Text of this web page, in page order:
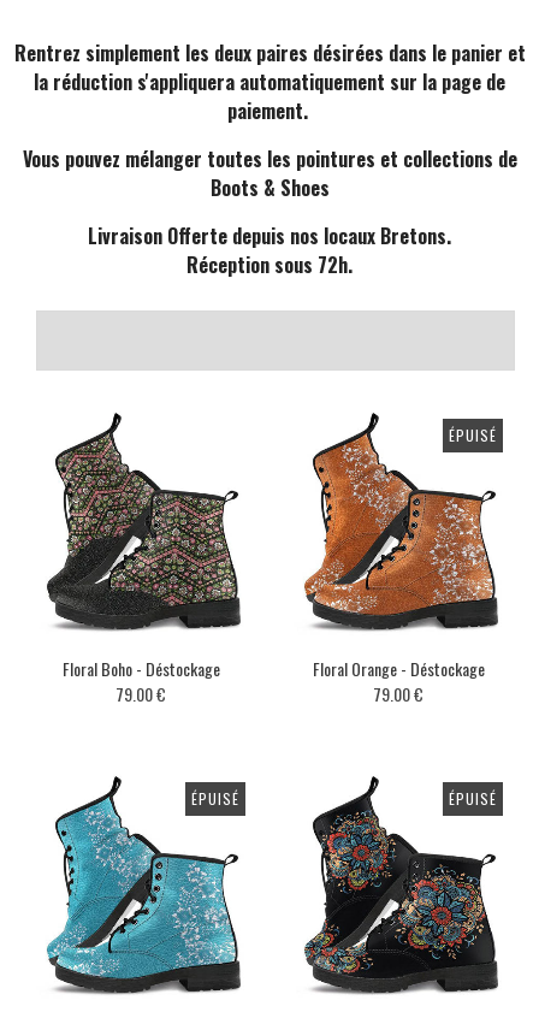
Rentrez simplement les deux paires désirées dans le panier et
la réduction s'appliquera automatiquement sur la page de
paiement.
Vous pouvez mélanger toutes les pointures et collections de
Boots & Shoes
Livraison Offerte depuis nos locaux Bretons.
Réception sous 72h.
Floral Boho - Déstockage
79.00 €
ÉPUISÉ
Floral Orange - Déstockage
79.00 €
ÉPUISÉ ÉPUISÉ